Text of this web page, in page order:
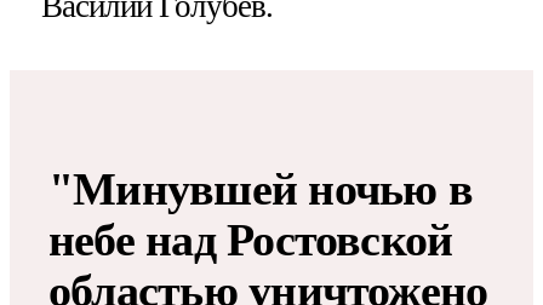
"Минувшей ночью в
небе над Ростовской
областью уничтожено